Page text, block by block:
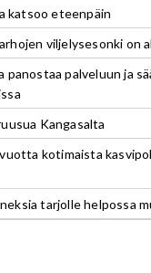
katsoo eteenpäin
viljelysesonki on
palveluun ja
Kangasalta
kotimaista
tarjolle helpossa